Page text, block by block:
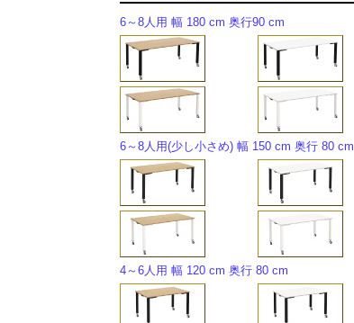
6～8人用 幅 180 cm 奥行90 cm
6～8人用(少し小さめ) 幅 150 cm 奥行 80 cm
4～6人用 幅 120 cm 奥行 80 cm